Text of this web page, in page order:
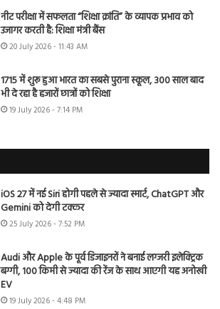
नीट परीक्षा में सफलता “शिक्षा क्रांति” के व्यापक प्रभाव को
उजागर करती है: शिक्षा मंत्री बैंस
20 July 2026 - 11:43 AM
1715 में शुरू हुआ भारत का सबसे पुराना स्कूल, 300 साल बाद
भी दे रहा है हजारों छात्रों को शिक्षा
19 July 2026 - 7:14 PM
iOS 27 में नई Siri होगी पहले से ज्यादा स्मार्ट, ChatGPT और
Gemini को देगी टक्कर
25 July 2026 - 7:52 PM
Audi और Apple के पूर्व डिजाइनरों ने बनाई लग्जरी इलेक्ट्रिक
बग्गी, 100 किमी से ज्यादा की रेंज के साथ आएगी यह अनोखी
EV
19 July 2026 - 4:48 PM